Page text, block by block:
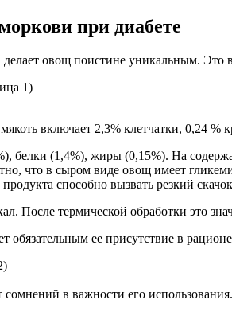
при диабете
делает овощ поистине уникальным.
1)
включает 2,3% клетчатки, 0,24 %
белки (1,4%), жиры (0,15%). На
что в сыром виде овощ имеет
способно вызвать резкий
После термической обработки это
обязательным ее присутствие в
в важности его